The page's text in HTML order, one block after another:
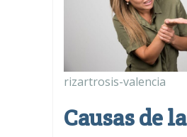
rizartrosis-valencia
Causas de la